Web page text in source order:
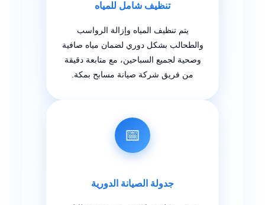
تنظيف شامل للمياه
يتم تنظيف المياه وإزالة الرواسب
والطحالب بشكل دوري لضمان مياه صافية
وصحية لجميع السباحين، مع متابعة دقيقة
من فريق شركة صيانة مسابح بمكة.
📅
جدولة الصيانة الدورية